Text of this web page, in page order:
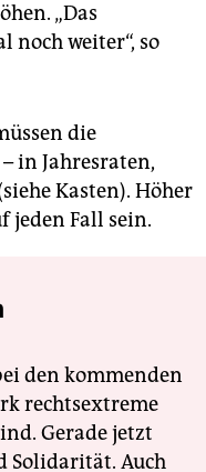
„Das
noch weiter“, so
die
in Jahresraten,
Kasten). Höher
jeden Fall sein.
den kommenden
rechtsextreme
Gerade jetzt
Solidarität. Auch